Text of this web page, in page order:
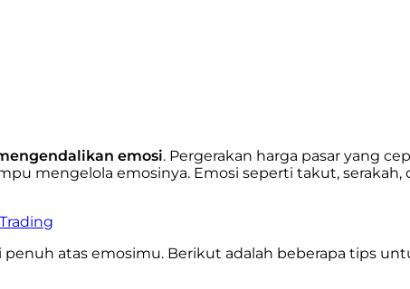
emosi. Pergerakan harga pasar yang
mengelola emosinya. Emosi seperti takut,
atas emosimu. Berikut adalah beberapa tips